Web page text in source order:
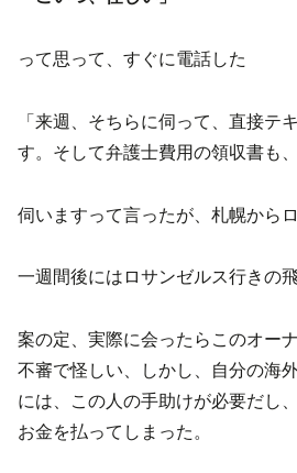
って思って、すぐに電話した
「来週、そちらに伺って、直接テ
す。そして弁護士費用の領収書も
伺いますって言ったが、札幌から
一週間後にはロサンゼルス行きの
案の定、実際に会ったらこのオー
不審で怪しい、しかし、自分の海
には、この人の手助けが必要だし
お金を払ってしまった。